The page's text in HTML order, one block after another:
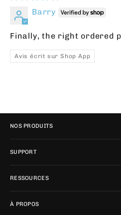
Barry
Finally, the right ordered
Avis écrit sur Shop App
NOS PRODUITS
SUPPORT
RESSOURCES
À PROPOS